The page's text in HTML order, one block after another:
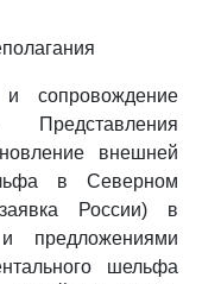
и сопровождение
Представления
внешней
в Северном
России) в
предложениями
шельфа